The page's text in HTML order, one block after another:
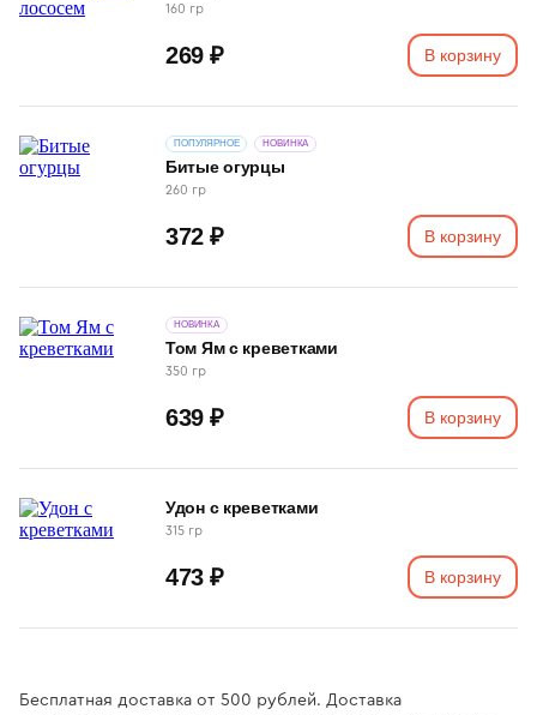
160 гр
269 ₽ В корзину
Битые огурцы
ПОПУЛЯРНОЕ НОВИНКА
260 гр
372 ₽ В корзину
Том Ям с креветками
НОВИНКА
350 гр
639 ₽ В корзину
Удон с креветками
315 гр
473 ₽ В корзину
Бесплатная доставка от 500 рублей. Доставка